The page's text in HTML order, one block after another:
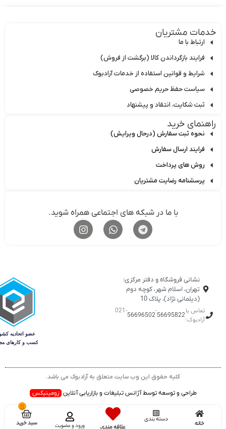
مشتریان
با ما
بازگرداندن کالا (برگشت از فروش)
و قوانین استفاده از خدمات آرادبوک
حفظ حریم خصوصی
شکایت، انتقاد و پیشنهاد
خرید
ثبت سفارش (درحال ویرایش)
ارسال سفارش
های پرداخت
رضایت مشتریان
با ما در شبکه های اجتماعی همراه شوید.
نشانی فروشگاه و دفتر مرکزی:
تهران، اسلام شهر، کوچه دوم
(دیلمانی نژاد)، پلاک 10
با
56695822
-
56696502
-021
کلیه حقوق این وب سایت متعلق به آرادبوک می باشد.
طراحی و توسعه توسط آژانس تبلیغات و بازاریابی آنلاین زومینیکس
دسته بندی
ورود و عضویت سبد خرید